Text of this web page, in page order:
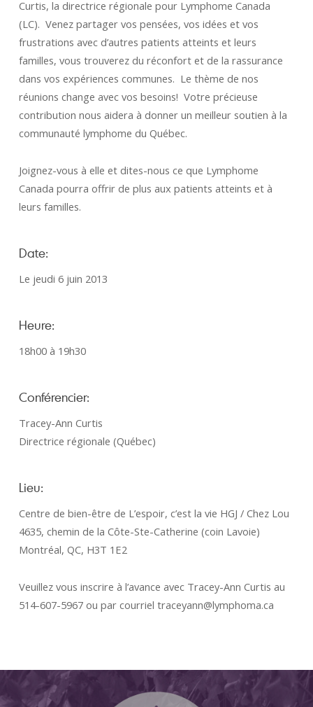
Curtis, la directrice régionale pour Lymphome Canada
(LC). Venez partager vos pensées, vos idées et vos
frustrations avec d’autres patients atteints et leurs
familles, vous trouverez du réconfort et de la rassurance
dans vos expériences communes. Le thème de nos
réunions change avec vos besoins! Votre précieuse
contribution nous aidera à donner un meilleur soutien à la
communauté lymphome du Québec.
Joignez-vous à elle et dites-nous ce que Lymphome
Canada pourra offrir de plus aux patients atteints et à
leurs familles.
Date:
Le jeudi 6 juin 2013
Heure:
18h00 à 19h30
Conférencier:
Tracey-Ann Curtis
Directrice régionale (Québec)
Lieu:
Centre de bien-être de L’espoir, c’est la vie HGJ / Chez Lou
4635, chemin de la Côte-Ste-Catherine (coin Lavoie)
Montréal, QC, H3T 1E2
Veuillez vous inscrire à l’avance avec Tracey-Ann Curtis au
514-607-5967 ou par courriel traceyann@lymphoma.ca